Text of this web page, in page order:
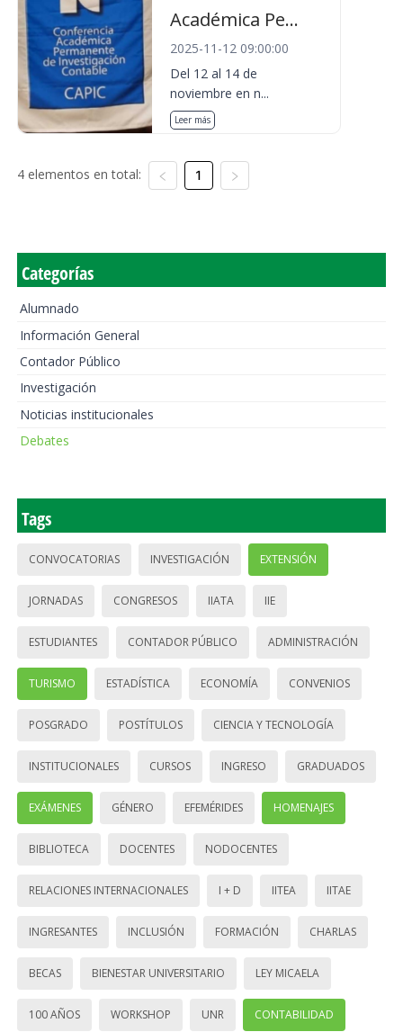
Académica Pe...
2025-11-12 09:00:00
Del 12 al 14 de
noviembre en n...
Leer más
4 elementos en total: 1
Categorías
Alumnado
Información General
Contador Público
Investigación
Noticias institucionales
Debates
Tags
CONVOCATORIAS INVESTIGACIÓN EXTENSIÓN
JORNADAS CONGRESOS IIATA IIE
ESTUDIANTES CONTADOR PÚBLICO ADMINISTRACIÓN
TURISMO ESTADÍSTICA ECONOMÍA CONVENIOS
POSGRADO POSTÍTULOS CIENCIA Y TECNOLOGÍA
INSTITUCIONALES CURSOS INGRESO GRADUADOS
EXÁMENES GÉNERO EFEMÉRIDES HOMENAJES
BIBLIOTECA DOCENTES NODOCENTES
RELACIONES INTERNACIONALES I + D IITEA IITAE
INGRESANTES INCLUSIÓN FORMACIÓN CHARLAS
BECAS BIENESTAR UNIVERSITARIO LEY MICAELA
100 AÑOS WORKSHOP UNR CONTABILIDAD